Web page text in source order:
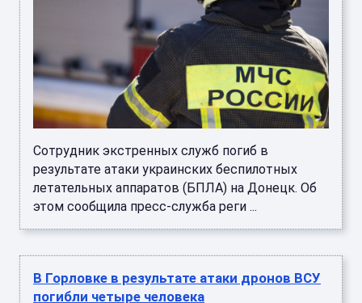
Сотрудник экстренных служб погиб в
результате атаки украинских беспилотных
летательных аппаратов (БПЛА) на Донецк. Об
этом сообщила пресс-служба реги ...
В Горловке в результате атаки дронов ВСУ
погибли четыре человека